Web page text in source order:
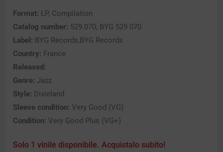
Format: LP, Compilation
Catalog number: 529.070, BYG 529 070
Label: BYG Records,BYG Records
Country: France
Released:
Genre: Jazz
Style: Dixieland
Sleeve condition: Very Good (VG)
Condition: Very Good Plus (VG+)
Solo 1 vinile disponibile. Acquistalo subito!